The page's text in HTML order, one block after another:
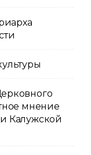
мнение
Калужской